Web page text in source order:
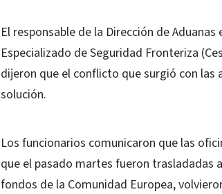
El responsable de la Dirección de
Especializado de Seguridad Fronteriza
dijeron que el conflicto que surgió con
solución.
Los funcionarios comunicaron que las
que el pasado martes fueron trasladadas
fondos de la Comunidad Europea,